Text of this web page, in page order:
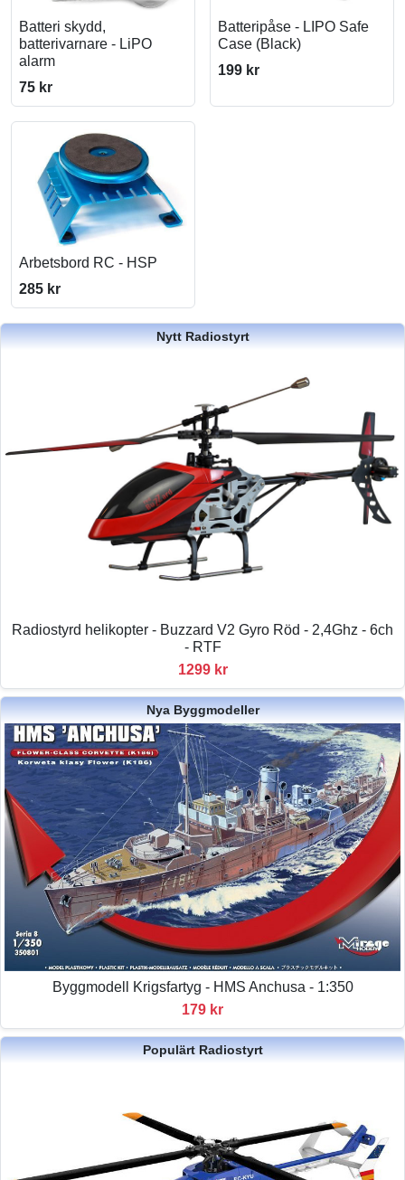
Batteri skydd,
batterivarnare - LiPO
alarm
75 kr
Batteripåse - LIPO Safe
Case (Black)
199 kr
Arbetsbord RC - HSP
285 kr
Nytt Radiostyrt
Radiostyrd helikopter - Buzzard V2 Gyro Röd - 2,4Ghz - 6ch
- RTF
1299 kr
Nya Byggmodeller
Byggmodell Krigsfartyg - HMS Anchusa - 1:350
179 kr
Populärt Radiostyrt